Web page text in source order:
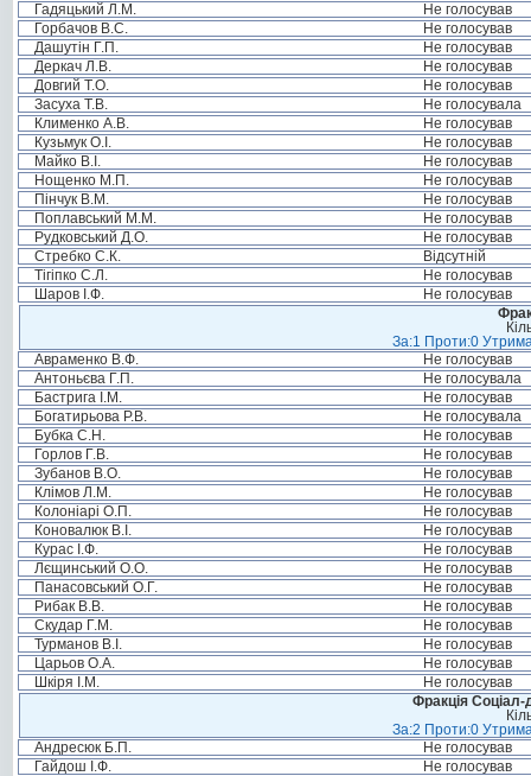
Гадяцький Л.М.
Не голосував
Горбачов В.С.
Не голосував
Дашутін Г.П.
Не голосував
Деркач Л.В.
Не голосував
Довгий Т.О.
Не голосував
Засуха Т.В.
Не голосувала
Клименко А.В.
Не голосував
Кузьмук О.І.
Не голосував
Майко В.І.
Не голосував
Нощенко М.П.
Не голосував
Пінчук В.М.
Не голосував
Поплавський М.М.
Не голосував
Рудковський Д.О.
Не голосував
Стребко С.К.
Відсутній
Тігіпко С.Л.
Не голосував
Шаров І.Ф.
Не голосував
За:1 Проти:0
Авраменко В.Ф.
Не голосував
Антоньєва Г.П.
Не голосувала
Бастрига І.М.
Не голосував
Богатирьова Р.В.
Не голосувала
Бубка С.Н.
Не голосував
Горлов Г.В.
Не голосував
Зубанов В.О.
Не голосував
Клімов Л.М.
Не голосував
Колоніарі О.П.
Не голосував
Коновалюк В.І.
Не голосував
Курас І.Ф.
Не голосував
Лєщинський О.О.
Не голосував
Панасовський О.Г.
Не голосував
Рибак В.В.
Не голосував
Скудар Г.М.
Не голосував
Турманов В.І.
Не голосував
Царьов О.А.
Не голосував
Шкіря І.М.
Не голосував
Фракція Соціал-
За:2 Проти:0
Андресюк Б.П.
Не голосував
Гайдош І.Ф.
Не голосував